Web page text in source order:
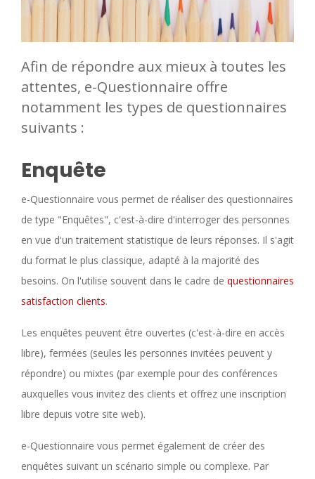
Afin de répondre aux mieux à toutes les
attentes, e-Questionnaire offre
notamment les types de questionnaires
suivants :
Enquête
e-Questionnaire vous permet de réaliser des questionnaires
de type "Enquêtes", c'est-à-dire d'interroger des personnes
en vue d'un traitement statistique de leurs réponses. Il s'agit
du format le plus classique, adapté à la majorité des
besoins. On l'utilise souvent dans le cadre de questionnaires
satisfaction clients.
Les enquêtes peuvent être ouvertes (c'est-à-dire en accès
libre), fermées (seules les personnes invitées peuvent y
répondre) ou mixtes (par exemple pour des conférences
auxquelles vous invitez des clients et offrez une inscription
libre depuis votre site web).
e-Questionnaire vous permet également de créer des
enquêtes suivant un scénario simple ou complexe. Par